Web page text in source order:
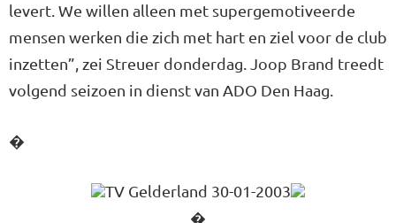
levert. We willen alleen met supergemotiveerde
mensen werken die zich met hart en ziel voor de club
inzetten”, zei Streuer donderdag. Joop Brand treedt
volgend seizoen in dienst van ADO Den Haag.
�
TV Gelderland 30-01-2003
�